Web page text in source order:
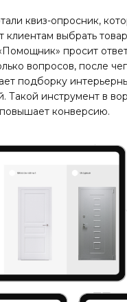
квиз-опросник,
клиентам выбрать
просит
вопросов, после
подборку
Такой инструмент в
конверсию.